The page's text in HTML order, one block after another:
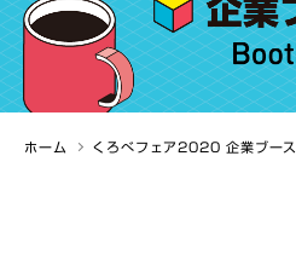
ホーム くろべフェア2020 企業ブース